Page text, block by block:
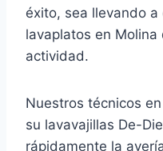
éxito, sea llevando
lavaplatos en
actividad.
Nuestros técnicos
su lavavajillas De-
rápidamente la